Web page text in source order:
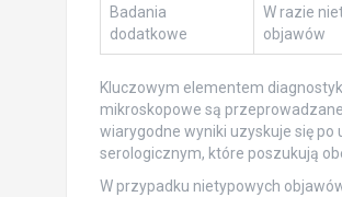
Badania
dodatkowe
W razie
objawów
Kluczowym elementem
mikroskopowe są
wiarygodne wyniki uzyskuje się
serologicznym, które poszukują
W przypadku nietypowych